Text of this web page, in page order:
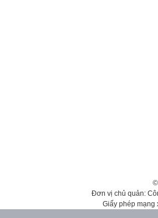
Đơn vị chủ quản:
Giấy phép mạng